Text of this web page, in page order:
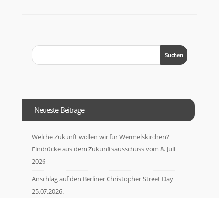
Neueste Beiträge
Welche Zukunft wollen wir für Wermelskirchen?
Eindrücke aus dem Zukunftsausschuss vom 8. Juli
2026
Anschlag auf den Berliner Christopher Street Day
25.07.2026.